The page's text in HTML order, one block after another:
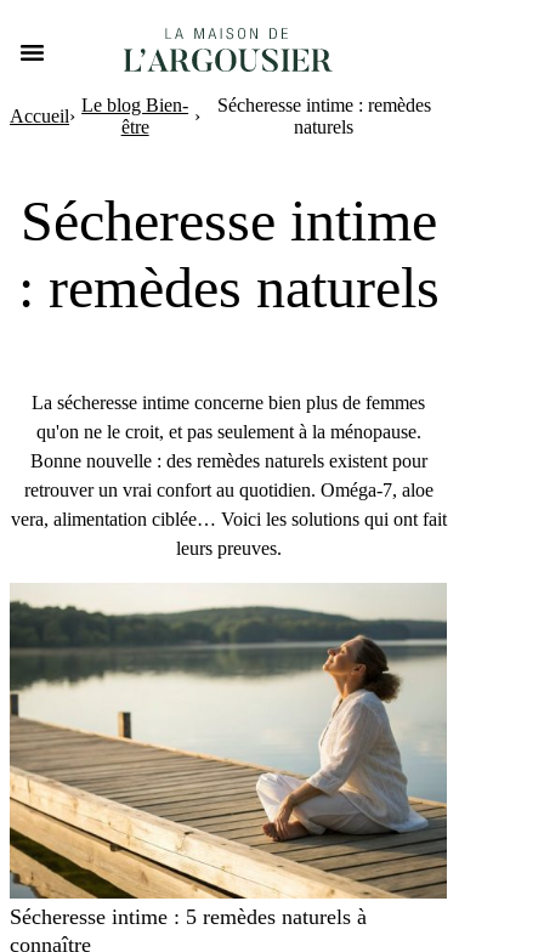
Accueil›
Le blog Bien-
être
›
Sécheresse intime : remèdes
naturels
Sécheresse intime
: remèdes naturels
La sécheresse intime concerne bien plus de femmes
qu'on ne le croit, et pas seulement à la ménopause.
Bonne nouvelle : des remèdes naturels existent pour
retrouver un vrai confort au quotidien. Oméga-7, aloe
vera, alimentation ciblée… Voici les solutions qui ont fait
leurs preuves.
Sécheresse intime : 5 remèdes naturels à
connaître